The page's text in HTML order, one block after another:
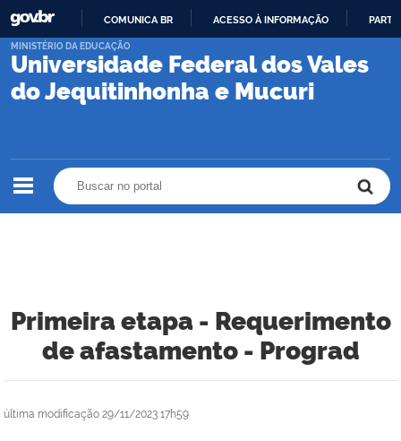
PARA
CONTEÚDO
COMUNICA BR ACESSO À INFORMAÇÃO
Universidade Federal dos Vales
do Jequitinhonha e Mucuri
MINISTÉRIO DA EDUCAÇÃO
Primeira etapa - Requerimento
de afastamento - Prograd
última modificação 29/11/2023 17h59